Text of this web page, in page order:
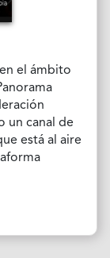
el ámbito
un canal de
está al aire